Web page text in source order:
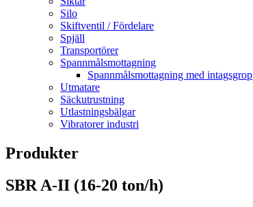
Silo
Skiftventil / Fördelare
Spjäll
Transportörer
Spannmålsmottagning
Spannmålsmottagning med intagsgrop
Utmatare
Säckutrustning
Utlastningsbälgar
Vibratorer industri
Produkter
SBR A-II (16-20 ton/h)